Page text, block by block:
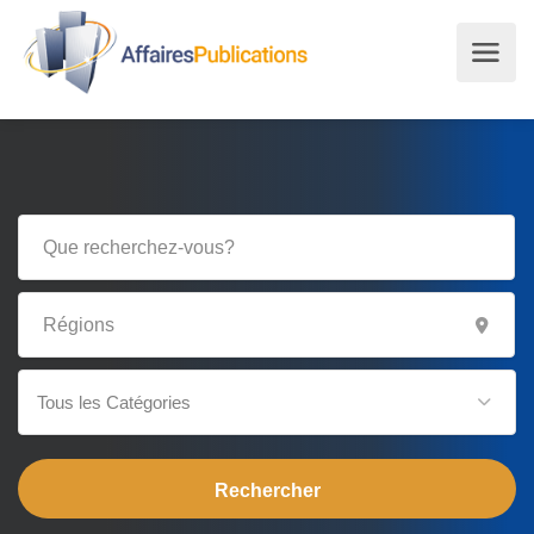
Tous les Catégories